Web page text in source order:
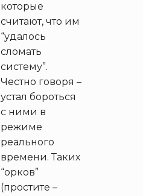
которые
считают, что им
“удалось
сломать
систему”.
Честно говоря –
устал бороться
с ними в
режиме
реального
времени. Таких
“орков”
(простите –